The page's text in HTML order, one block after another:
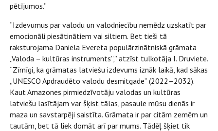
pētījumos.”
“Izdevumus par valodu un valodniecību nemēdz uzskatīt par
emocionāli piesātinātiem vai siltiem. Bet tieši tā
raksturojama Daniela Evereta populārzinātniskā grāmata
„Valoda – kultūras instruments”,” atzīst tulkotāja I. Druviete.
“Zīmīgi, ka grāmatas latviešu izdevums iznāk laikā, kad sākas
„UNESCO Apdraudēto valodu desmitgade” (2022–2032).
Kaut Amazones pirmiedzīvotāju valodas un kultūras
latviešu lasītājam var šķist tālas, pasaule mūsu dienās ir
maza un savstarpēji saistīta. Grāmata ir par citām zemēm un
tautām, bet tā liek domāt arī par mums. Tādēļ šķiet tik